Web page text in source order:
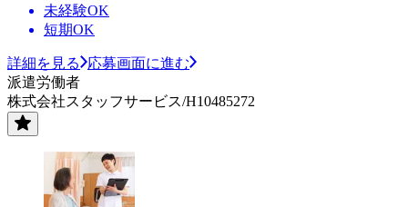
未経験OK
短期OK
詳細を見る
応募画面に進む
派遣労働者
株式会社スタッフサービス/H10485272